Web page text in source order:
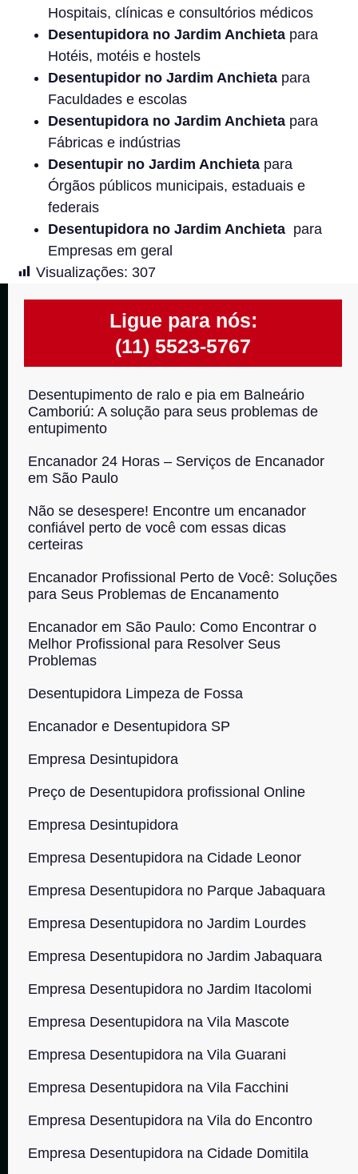
Hospitais, clínicas e consultórios médicos
Desentupidora no Jardim Anchieta para
Hotéis, motéis e hostels
Desentupidor no Jardim Anchieta para
Faculdades e escolas
Desentupidora no Jardim Anchieta para
Fábricas e indústrias
Desentupir no Jardim Anchieta para
Órgãos públicos municipais, estaduais e
federais
Desentupidora no Jardim Anchieta para
Empresas em geral
Visualizações: 307
Ligue para nós:
(11) 5523-5767
Desentupimento de ralo e pia em Balneário
Camboriú: A solução para seus problemas de
entupimento
Encanador 24 Horas – Serviços de Encanador
em São Paulo
Não se desespere! Encontre um encanador
confiável perto de você com essas dicas
certeiras
Encanador Profissional Perto de Você: Soluções
para Seus Problemas de Encanamento
Encanador em São Paulo: Como Encontrar o
Melhor Profissional para Resolver Seus
Problemas
Desentupidora Limpeza de Fossa
Encanador e Desentupidora SP
Empresa Desintupidora
Preço de Desentupidora profissional Online
Empresa Desintupidora
Empresa Desentupidora na Cidade Leonor
Empresa Desentupidora no Parque Jabaquara
Empresa Desentupidora no Jardim Lourdes
Empresa Desentupidora no Jardim Jabaquara
Empresa Desentupidora no Jardim Itacolomi
Empresa Desentupidora na Vila Mascote
Empresa Desentupidora na Vila Guarani
Empresa Desentupidora na Vila Facchini
Empresa Desentupidora na Vila do Encontro
Empresa Desentupidora na Cidade Domitila